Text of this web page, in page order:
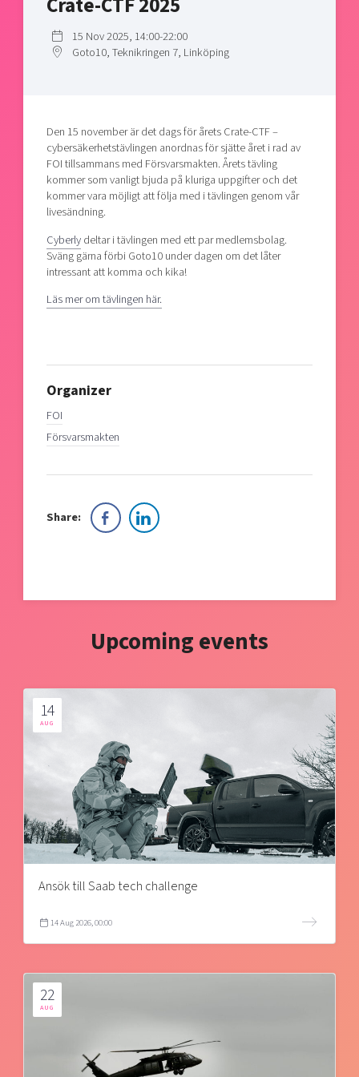
Shaping cities and regions
Reversed mentorship
Current offers and activities
Talent & skills
Funding opportunities
Our community of companies
Projects
Publications
Our clusters
Reach out to us
Locations
Today's lunch in Mjärdevi
15 Nov 2025, 14:00-22:00
Goto10, Teknikringen 7, Linköping
Den 15 november är det dags för årets Crate-CTF –
cybersäkerhetstävlingen anordnas för sjätte året i rad av
FOI tillsammans med Försvarsmakten. Årets tävling
kommer som vanligt bjuda på kluriga uppgifter och det
kommer vara möjligt att följa med i tävlingen genom vår
livesändning.
Cyberlydeltar i tävlingen med ett par medlemsbolag.
Sväng gärna förbi Goto10 under dagen om det låter
intressant att komma och kika!
Läs mer om tävlingen här.
Organizer
FOI
Försvarsmakten
Share:
Upcoming events
14
AUG
Ansök till Saab tech challenge
14 Aug 2026, 00:00
22
AUG